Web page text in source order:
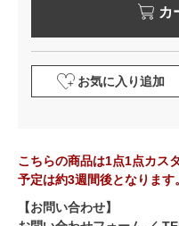
カ
お気に入り追加
こちらの商品は1点1点カス
予定は約3週間後となります。
【お問い合わせ】